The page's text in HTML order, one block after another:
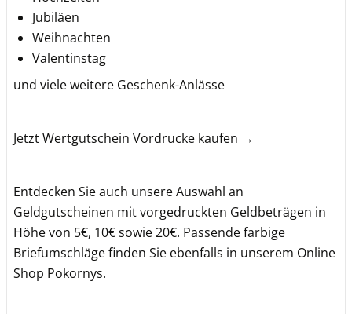
Jubiläen
Weihnachten
Valentinstag
und viele weitere Geschenk-Anlässe
Jetzt Wertgutschein Vordrucke kaufen →
Entdecken Sie auch unsere Auswahl an
Geldgutscheinen mit vorgedruckten Geldbeträgen in
Höhe von 5€, 10€ sowie 20€. Passende farbige
Briefumschläge finden Sie ebenfalls in unserem Online
Shop Pokornys.